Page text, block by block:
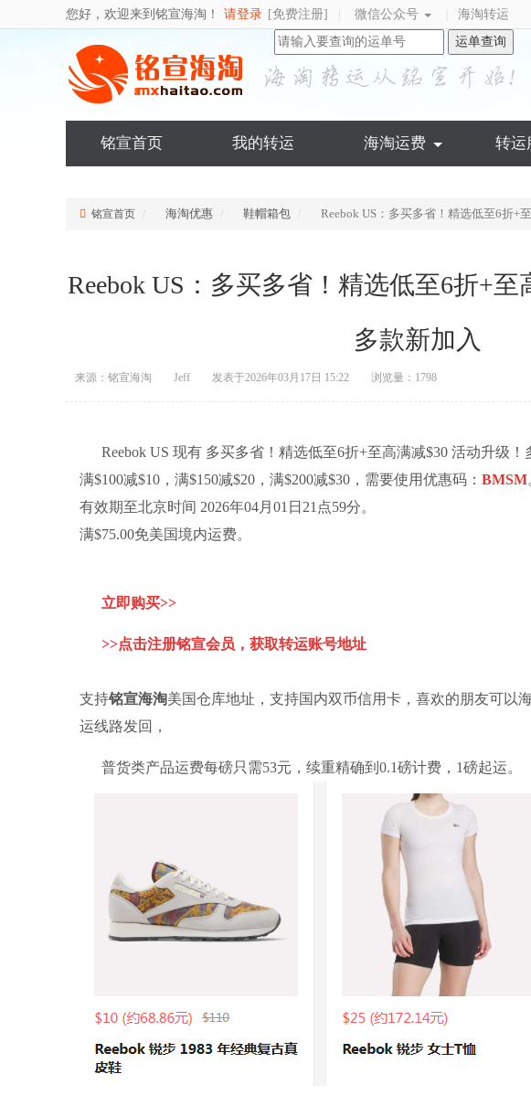
您好，欢迎来到铭宣海淘！ 请登录 [免费注册] 微信公众号 海淘转运
运单查询
铭宣首页 我的转运 海淘运费 转运
铭宣首页 海淘优惠 鞋帽箱包 Reebok US：多买多省！精选低至6折+
Reebok US：多买多省！精选低至6折+至
多款新加入
来源：铭宣海淘 Jeff 发表于2026年03月17日 15:22 浏览量：1798
Reebok US 现有 多买多省！精选低至6折+至高满减$30 活动升级！
满$100减$10，满$150减$20，满$200减$30，需要使用优惠码： BMSM
有效期至北京时间 2026年04月01日21点59分。
满$75.00免美国境内运费。
立即购买>>
>>点击注册铭宣会员，获取转运账号地址
支持铭宣海淘美国仓库地址，支持国内双币信用卡，喜欢的朋友可以
运线路发回，
普货类产品运费每磅只需53元，续重精确到0.1磅计费，1磅起运。